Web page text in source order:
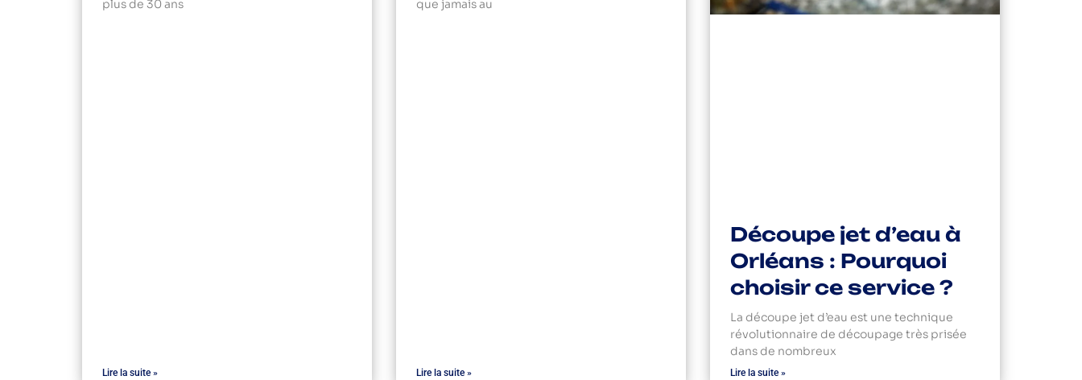
plus de 30 ans
Lire la suite »
que jamais au
Lire la suite »
Découpe jet d’eau à
Orléans : Pourquoi
choisir ce service ?
La découpe jet d’eau est une technique
révolutionnaire de découpage très prisée
dans de nombreux
Lire la suite »